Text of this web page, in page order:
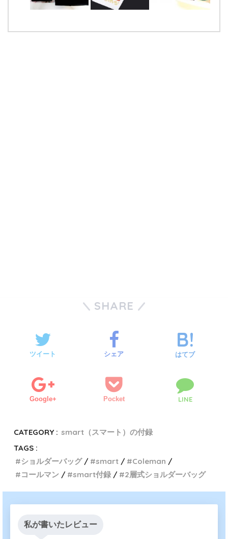
SHARE
ツイート シェア はてブ
Google+ Pocket LINE
CATEGORY : smart（スマート）の付録
TAGS :
ショルダーバッグ
smart
Coleman
コールマン
smart付録 2層式ショルダーバッグ
私が書いたレビュー